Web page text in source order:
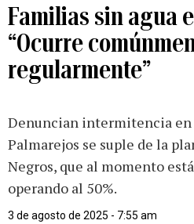
Familias sin agua
“Ocurre
regularmente”
Denuncian intermitencia en
Palmarejos se suple de la
Negros, que al momento
operando al 50%.
3 de agosto de 2025 - 7:55 am